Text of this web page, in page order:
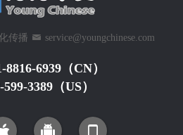
传播 service@youngchinese.com
6939（CN）
3389（US）